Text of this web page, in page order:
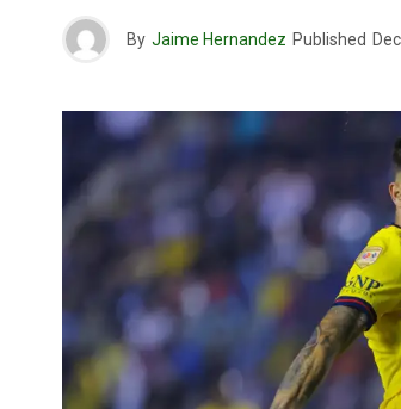
By Jaime Hernandez Published